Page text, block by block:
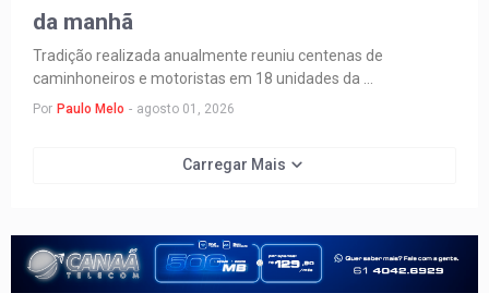
da manhã
Tradição realizada anualmente reuniu centenas de
caminhoneiros e motoristas em 18 unidades da …
Por Paulo Melo - agosto 01, 2026
Carregar Mais